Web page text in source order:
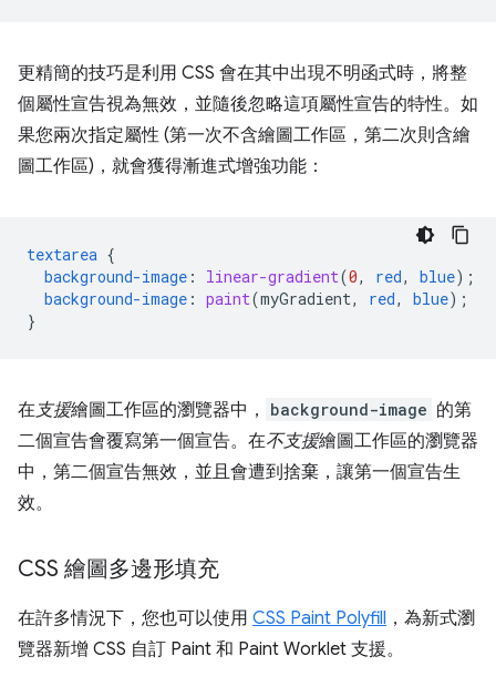
更精簡的技巧是利用 CSS 會在其中出現不明函式時，將整
個屬性宣告視為無效，並隨後忽略這項屬性宣告的特性。如
果您兩次指定屬性 (第一次不含繪圖工作區，第二次則含繪
圖工作區)，就會獲得漸進式增強功能：
textarea {
background-image : linear-gradient(0, red, blue);
background-image : paint(myGradient, red, blue);
}
在 支援繪圖工作區的瀏覽器中， background-image 的第
二個宣告會覆寫第一個宣告。在不支援繪圖工作區的瀏覽器
中，第二個宣告無效，並且會遭到捨棄，讓第一個宣告生
效。
CSS 繪圖多邊形填充
在許多情況下，您也可以使用 CSS Paint Polyfill ，為新式瀏
覽器新增 CSS 自訂 Paint 和 Paint Worklet 支援。